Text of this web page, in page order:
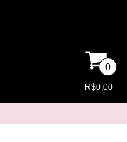
0
R$0,00